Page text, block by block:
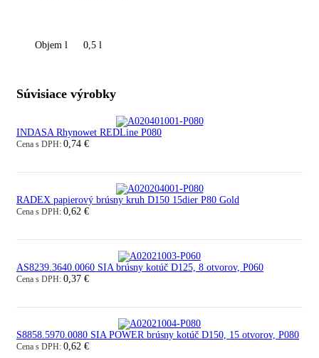
Objem l 0,5 l
Súvisiace výrobky
INDASA Rhynowet REDLine P080
Cena s DPH: 0,74 €
RADEX papierový brúsny kruh D150 15dier P80 Gold
Cena s DPH: 0,62 €
AS8239.3640.0060 SIA brúsny kotúč D125, 8 otvorov, P060
Cena s DPH: 0,37 €
S8858.5970.0080 SIA POWER brúsny kotúč D150, 15 otvorov, P080
Cena s DPH: 0,62 €